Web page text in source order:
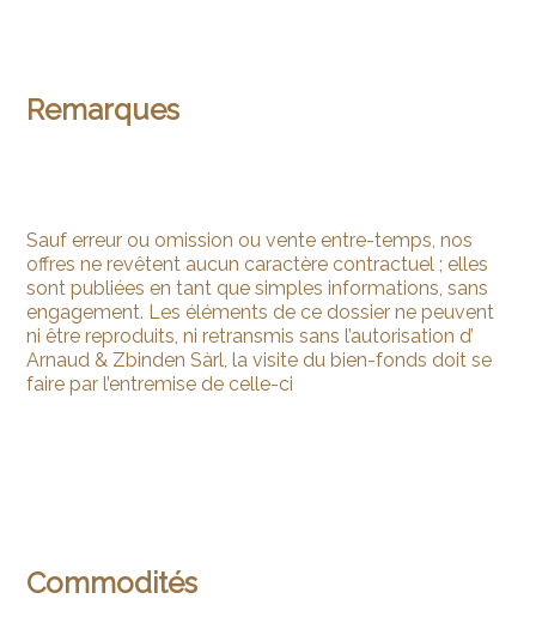
Remarques
Sauf erreur ou omission ou vente entre-temps, nos
offres ne revêtent aucun caractère contractuel ; elles
sont publiées en tant que simples informations, sans
engagement. Les éléments de ce dossier ne peuvent
ni être reproduits, ni retransmis sans l’autorisation d’
Arnaud & Zbinden Sàrl, la visite du bien-fonds doit se
faire par l’entremise de celle-ci
Commodités